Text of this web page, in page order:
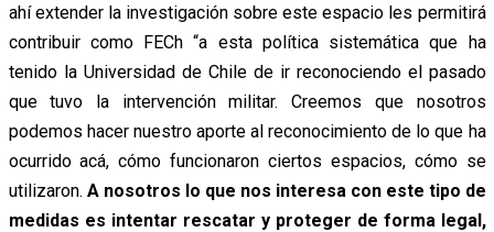
ahí extender la investigación sobre este espacio les permitirá
contribuir como FECh “a esta política sistemática que ha
tenido la Universidad de Chile de ir reconociendo el pasado
que tuvo la intervención militar. Creemos que nosotros
podemos hacer nuestro aporte al reconocimiento de lo que ha
ocurrido acá, cómo funcionaron ciertos espacios, cómo se
utilizaron. A nosotros lo que nos interesa con este tipo de
medidas es intentar rescatar y proteger de forma legal,